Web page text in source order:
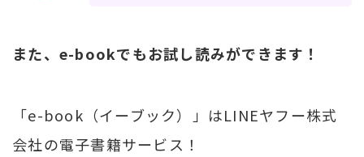
また、e-bookでもお試し読みができます！
「e-book（イーブック）」はLINEヤフー株式
会社の電子書籍サービス！